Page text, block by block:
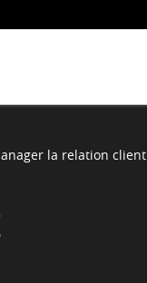
la relation client